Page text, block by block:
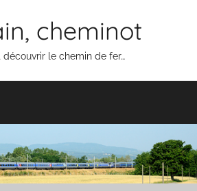
cheminot
découvrir le chemin de fer…